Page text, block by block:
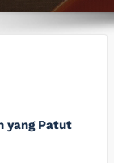
yang Patut